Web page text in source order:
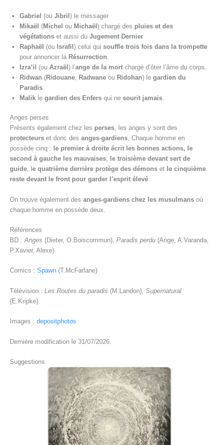
Gabriel (ou Jibril ) le messager
Mikaël (Michel ou Michaël ) chargé des pluies et des
végétations et aussi du Jugement Dernier
Raphaël (ou Israfil ) celui qui souffle trois fois dans la trompette
pour annoncer la Résurrection
Izra’il
(ou Azraël ) l’ange de la mort chargé d’ôter l’âme du corps.
Ridwan (Ridouane Radwane ou Ridohan) le gardien du
Paradis
Malik le gardien des Enfers qui ne sourit jamais
Anges perses
Présents également chez les perses, les anges y sont des
protecteurs et donc des anges-gardiens, Chaque homme en
possède cinq : le premier à droite écrit les bonnes actions, le
second à gauche les mauvaises, le troisième devant sert de
guide, l e quatrième derrière protège des démons et le cinquième
reste devant le front pour garder l’esprit élevé.
On trouve également des anges-gardiens chez les musulmans où
chaque homme en possède deux.
Références
BD : Anges (Dieter, O.Boiscommun), Paradis perdu (Ange, A.Varanda,
P.Xavier, Alexe)
Comics : Spawn (T.McFarlane)
Télévision : Les Routes du paradis (M.Landon), Supernatural
(E.Kripke)
Images : depositphotos
Dernière modification le 31/07/2026.
Suggestions